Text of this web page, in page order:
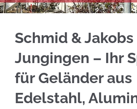
Schmid & Jakobs
Jungingen – Ihr
für Geländer aus
Edelstahl,